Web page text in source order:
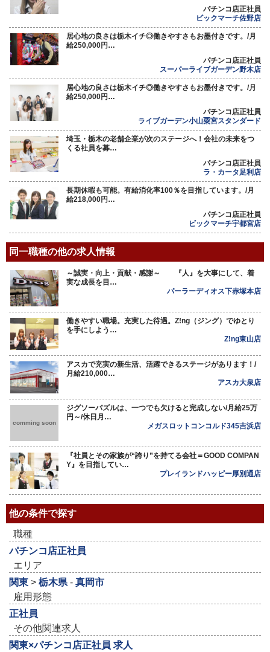
パチンコ店正社員
ビックマーチ佐野店
居心地の良さは栃木イチ◎働きやすさもお墨付きです。/月
給250,000円…
パチンコ店正社員
スーパーライブガーデン野木店
居心地の良さは栃木イチ◎働きやすさもお墨付きです。/月
給250,000円…
パチンコ店正社員
ライブガーデン小山粟宮スタンダード
埼玉・栃木の老舗企業が次のステージへ！会社の未来をつ
くる社員を募…
パチンコ店正社員
ラ・カータ足利店
長期休暇も可能。有給消化率100％を目指しています。/月
給218,000円…
パチンコ店正社員
ビックマーチ宇都宮店
同一職種の他の求人情報
～誠実・向上・貢献・感謝～ 『人』を大事にして、着
実な成長を目…
パーラーディオス下赤塚本店
働きやすい職場。充実した待遇。Z!ng（ジング）でゆとり
を手にしよう…
Z!ng東山店
アスカで充実の新生活、活躍できるステージがあります！/
月給210,000…
アスカ大泉店
comming soon
ジグソーパズルは、一つでも欠けると完成しない/月給25万
円～/休日月…
メガスロットコンコルド345吉浜店
『社員とその家族が“誇り”を持てる会社＝GOOD COMPAN
Y』を目指してい…
プレイランドハッピー厚別通店
他の条件で探す
職種
パチンコ店正社員
エリア
関東 > 栃木県- 真岡市
雇用形態
正社員
その他関連求人
関東×パチンコ店正社員 求人